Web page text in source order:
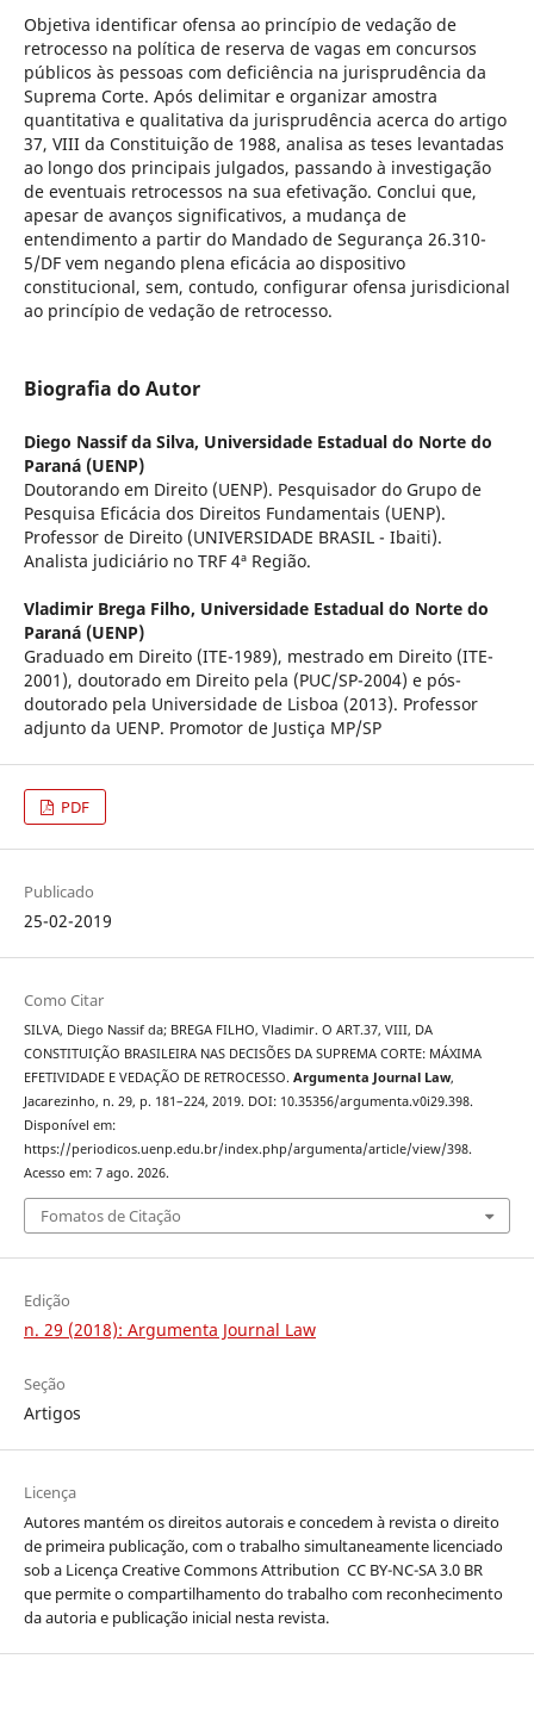
Objetiva identificar ofensa ao princípio de vedação de
retrocesso na política de reserva de vagas em concursos
públicos às pessoas com deficiência na jurisprudência da
Suprema Corte. Após delimitar e organizar amostra
quantitativa e qualitativa da jurisprudência acerca do artigo
37, VIII da Constituição de 1988, analisa as teses levantadas
ao longo dos principais julgados, passando à investigação
de eventuais retrocessos na sua efetivação. Conclui que,
apesar de avanços significativos, a mudança de
entendimento a partir do Mandado de Segurança 26.310-
5/DF vem negando plena eficácia ao dispositivo
constitucional, sem, contudo, configurar ofensa jurisdicional
ao princípio de vedação de retrocesso.
Biografia do Autor
Diego Nassif da Silva, Universidade Estadual do Norte do
Paraná (UENP)
Doutorando em Direito (UENP). Pesquisador do Grupo de
Pesquisa Eficácia dos Direitos Fundamentais (UENP).
Professor de Direito (UNIVERSIDADE BRASIL - Ibaiti).
Analista judiciário no TRF 4ª Região.
Vladimir Brega Filho, Universidade Estadual do Norte do
Paraná (UENP)
Graduado em Direito (ITE-1989), mestrado em Direito (ITE-
2001), doutorado em Direito pela (PUC/SP-2004) e pós-
doutorado pela Universidade de Lisboa (2013). Professor
adjunto da UENP. Promotor de Justiça MP/SP
PDF
Publicado
25-02-2019
Como Citar
SILVA, Diego Nassif da; BREGA FILHO, Vladimir. O ART.37, VIII, DA
CONSTITUIÇÃO BRASILEIRA NAS DECISÕES DA SUPREMA CORTE: MÁXIMA
EFETIVIDADE E VEDAÇÃO DE RETROCESSO. Argumenta Journal Law,
Jacarezinho, n. 29, p. 181–224, 2019. DOI: 10.35356/argumenta.v0i29.398.
Disponível em:
https://periodicos.uenp.edu.br/index.php/argumenta/article/view/398.
Acesso em: 7 ago. 2026.
Fomatos de Citação
Edição
n. 29 (2018): Argumenta Journal Law
Seção
Artigos
Licença
Autores mantém os direitos autorais e concedem à revista o direito
de primeira publicação, com o trabalho simultaneamente licenciado
sob a Licença Creative Commons Attribution CC BY-NC-SA 3.0 BR
que permite o compartilhamento do trabalho com reconhecimento
da autoria e publicação inicial nesta revista.